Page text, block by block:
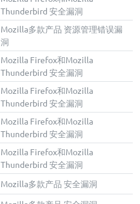
Thunderbird 安全漏洞
Mozilla多款产品 资源管理错误漏
洞
Mozilla Firefox和Mozilla
Thunderbird 安全漏洞
Mozilla Firefox和Mozilla
Thunderbird 安全漏洞
Mozilla Firefox和Mozilla
Thunderbird 安全漏洞
Mozilla Firefox和Mozilla
Thunderbird 安全漏洞
Mozilla多款产品 安全漏洞